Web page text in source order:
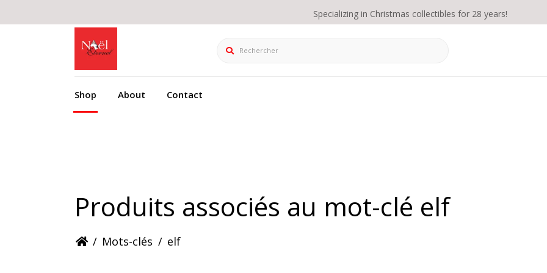
Specializing in Christmas collectibles for 28 years!
Rechercher
Shop About Contact
Produits associés au mot-clé elf
/ Mots-clés / elf